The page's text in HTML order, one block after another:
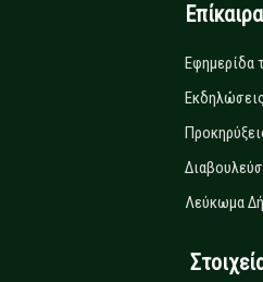
Εφημερίδα
Λεύκωμα